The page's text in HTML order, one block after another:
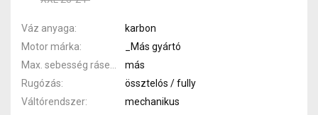
Váz anyaga
karbon
Motor márka
_Más gyártó
más
Rugózás
össztelós / fully
Váltórendszer
mechanikus